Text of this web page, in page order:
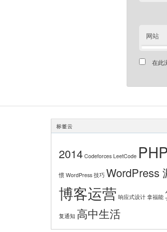
网站
在此
标签云
2014 Codeforces LeetCode PHP
惯 WordPress 技巧 WordPress
博客运营 响应式设计 拿福能
复通知 高中生活